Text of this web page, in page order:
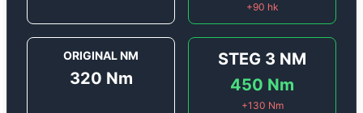
+90 hk
ORIGINAL NM
320 Nm
STEG 3 NM
450 Nm
+130 Nm